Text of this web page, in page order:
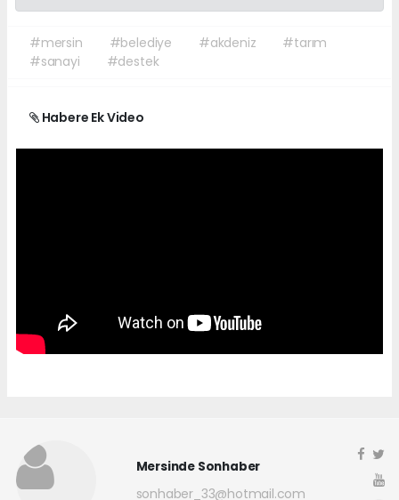
#mersin #belediye #akdeniz
#tarım
#sanayi
#destek
Habere Ek Video
Mersinde Sonhaber
sonhaber_33@hotmail.com